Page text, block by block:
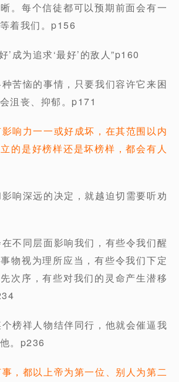
。每个信徒都可以预期前面会有一
着我们。p156
’成为追求‘最好’的敌人”p160
苦恼的事情，只要我们容许它来困
沮丧、抑郁。p171
响力一一或好成坏，在其范围以内
的是好榜样还是坏榜样，都会有人
响深远的决定，就越迫切需要听劝
不同层面影响我们，有些令我们醒
物视为理所应当，有些令我们下定
次序，有些对我们的灵命产生潜移
榜祥人物结伴同行，他就会催逼我
。p236
，都以上帝为第一位、别人为第二